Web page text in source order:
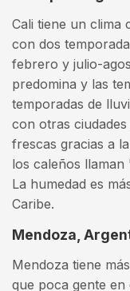
Cali tiene un clima
con dos
febrero y julio-
predomina y las
temporadas de
con otras
frescas gracias a
los caleños
La humedad es
Caribe.
Mendoza,
Mendoza tiene
que poca gente